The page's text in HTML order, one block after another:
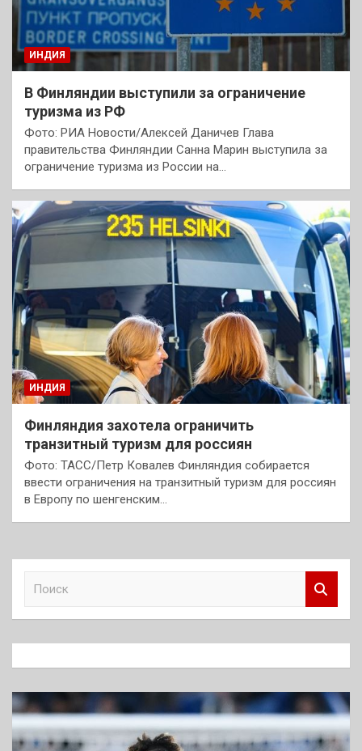
ИНДИЯ
В Финляндии выступили за ограничение
туризма из РФ
Фото: РИА Новости/Алексей Даничев Глава
правительства Финляндии Санна Марин выступила за
ограничение туризма из России на…
ИНДИЯ
Финляндия захотела ограничить
транзитный туризм для россиян
Фото: ТАСС/Петр Ковалев Финляндия собирается
ввести ограничения на транзитный туризм для россиян
в Европу по шенгенским…
к